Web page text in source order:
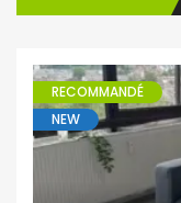
RECOMMANDÉ
NEW